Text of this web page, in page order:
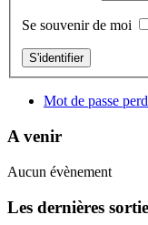
Se souvenir de moi
S'identifier
Mot de passe
A venir
Aucun évènement
Les dernières